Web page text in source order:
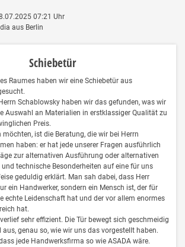
07:21 Uhr
aus Berlin
Schiebetür
Raumes haben wir eine Schiebetür aus
Schablowsky haben wir das gefunden, was wir
Auswahl an Materialien in erstklassiger Qualität zu
Preis.
möchten, ist die Beratung, die wir bei Herrn
haben: er hat jede unserer Fragen ausführlich
zur alternativen Ausführung oder alternativen
technische Besonderheiten auf eine für uns
geduldig erklärt. Man sah dabei, dass Herr
ein Handwerker, sondern ein Mensch ist, der für
echte Leidenschaft hat und der vor allem enormes
hat.
sehr effizient. Die Tür bewegt sich geschmeidig
genau so, wie wir uns das vorgestellt haben.
jede Handwerksfirma so wie ASADA wäre.